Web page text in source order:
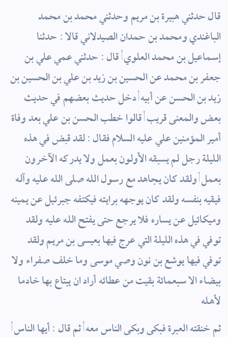
قال حدثني هبيرة بن مريم وحدثني محمد بن محمد
الباغندي ومحمد بن حمدان الصيدلاني قالا : حدثنا
إسماعيل بن محمد العلوي , قال : حدثني عمي علي بن
جعفر بن محمد عن الحسين بن زيد بن علي بن الحسين بن
زيد بن الحسن عن أبيه , دخل حديث بعضهم في حديث
بعض والمعنى قريب , قالوا خطب الحسن بن علي بعد وفاة
أمير المؤمنين علي عليه السلام فقال : لقد قبض في هذه
الليلة رجل لم يسبقه الأولون بعمل ولا يدركه الآخرون
بعمل , ولقد كان يجاهد مع رسول الله صلى الله عليه وآله
فيقيه بنفسه ولقد كان يوجهه برايته فيكتفه جبرئيل عن يمينه
وميكائيل عن يساره فلا يرجع حتى يفتح الله عليه ولقد
توفي في هذه الليلة التي عرج فيها بعيسى بن مريم ولقد
توفي فيها يوشع بن نون وصي موسى وما خلف صفراء ولا
بيضاء الا سبعمائة بقيت من عطائه أراد ان يبتاع بها خادما
لأهله
ثم خنقته العبرة فبكى وبكى الناس معه , ثم قال : أيها الناس ,